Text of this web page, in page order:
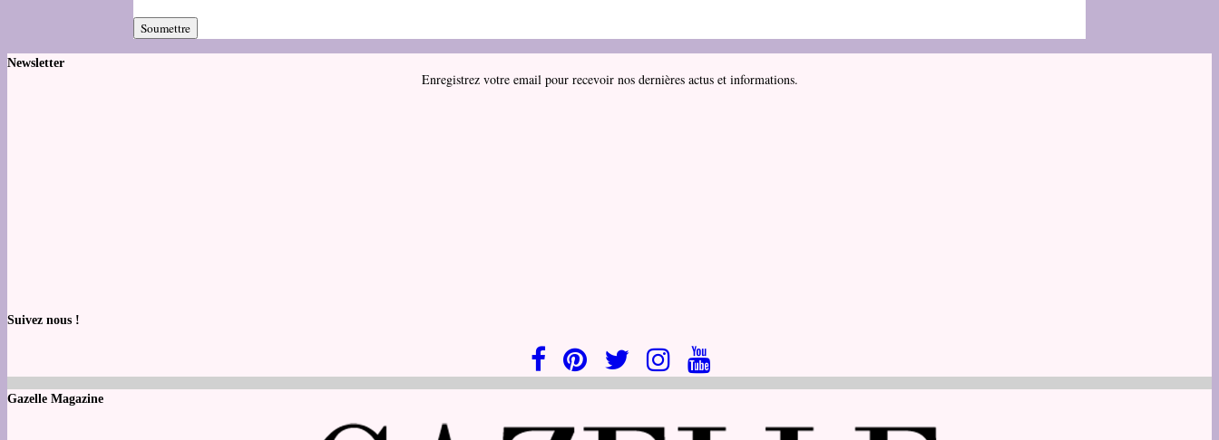
Newsletter
Enregistrez votre email pour recevoir nos dernières actus et informations.
Suivez nous !
Gazelle Magazine